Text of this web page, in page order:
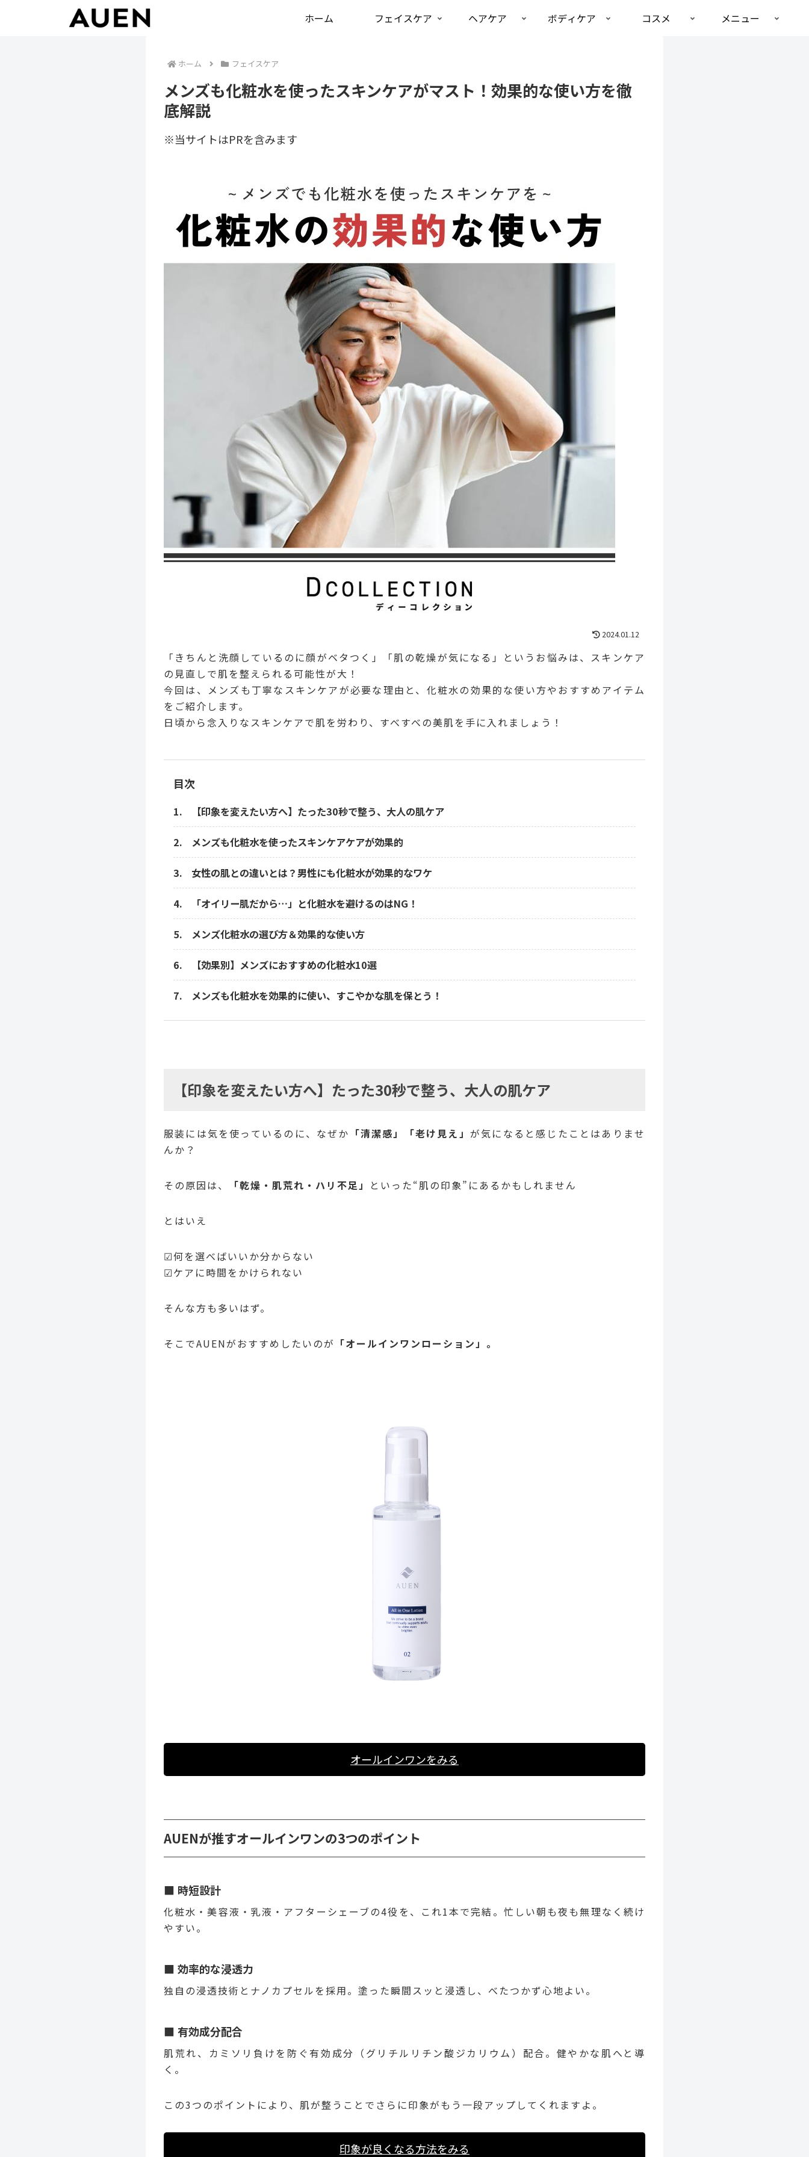
ホーム フェイスケア ヘアケア ボディケア コスメ メニュー
ホーム フェイスケア
メンズも化粧水を使ったスキンケアがマスト！効果的な使い方を徹
底解説
※当サイトはPRを含みます
2024.01.12
「きちんと洗顔しているのに顔がベタつく」「肌の乾燥が気になる」というお悩みは、スキンケア
の見直しで肌を整えられる可能性が大！
今回は、メンズも丁寧なスキンケアが必要な理由と、化粧水の効果的な使い方やおすすめアイテム
をご紹介します。
日頃から念入りなスキンケアで肌を労わり、すべすべの美肌を手に入れましょう！
目次
【印象を変えたい方へ】たった30秒で整う、大人の肌ケア
メンズも化粧水を使ったスキンケアケアが効果的
女性の肌との違いとは？男性にも化粧水が効果的なワケ
「オイリー肌だから…」と化粧水を避けるのはNG！
メンズ化粧水の選び方＆効果的な使い方
【効果別】メンズにおすすめの化粧水10選
メンズも化粧水を効果的に使い、すこやかな肌を保とう！
【印象を変えたい方へ】たった30秒で整う、大人の肌ケア
服装には気を使っているのに、なぜか 「清潔感」「老け見え」 が気になると感じたことはありませ
んか？
その原因は、 「乾燥・肌荒れ・ハリ不足」 といった“肌の印象”にあるかもしれません
とはいえ
☑何を選べばいいか分からない
☑ケアに時間をかけられない
そんな方も多いはず。
そこでAUENがおすすめしたいのが 「オールインワンローション」。
オールインワンをみる
AUENが推すオールインワンの3つのポイント
時短設計
化粧水・美容液・乳液・アフターシェーブの4役を、これ1本で完結。忙しい朝も夜も無理なく続け
やすい。
効率的な浸透力
独自の浸透技術とナノカプセルを採用。塗った瞬間スッと浸透し、べたつかず心地よい。
有効成分配合
肌荒れ、カミソリ負けを防ぐ有効成分（グリチルリチン酸ジカリウム）配合。健やかな肌へと導
く。
この3つのポイントにより、肌が整うことでさらに印象がもう一段アップしてくれますよ。
印象が良くなる方法をみる